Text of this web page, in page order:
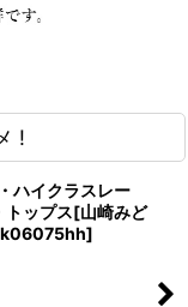
!
ハイクラスレー
トップス[山崎みど
]